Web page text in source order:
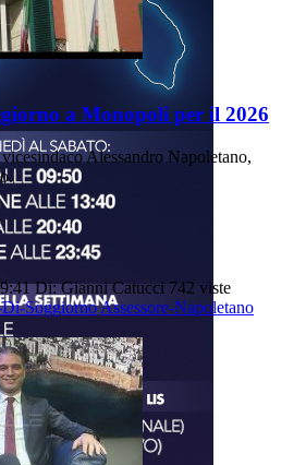
a Monopoli per il 2026
Alessandro Napoletano,
Di: Gianni Catucci 742 viste
SoggiornoAssessore-Napoletano